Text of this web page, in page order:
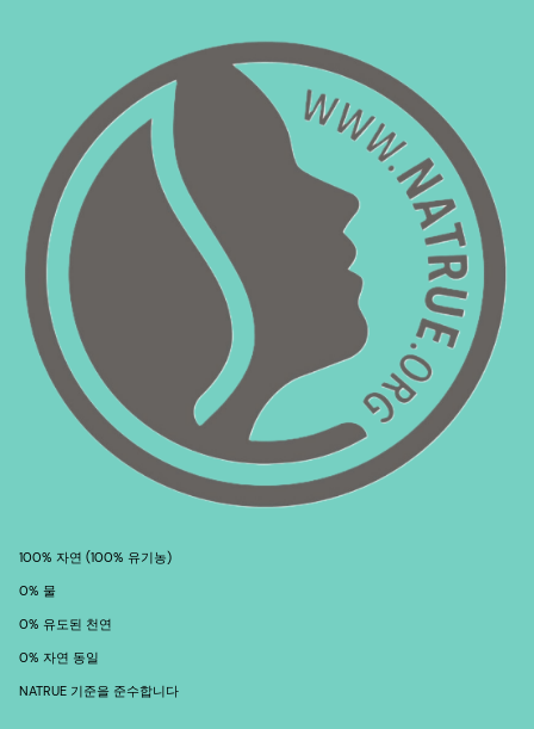
100% 자연 (100% 유기농)
0% 물
0% 유도된 천연
0% 자연 동일
NATRUE 기준을 준수합니다